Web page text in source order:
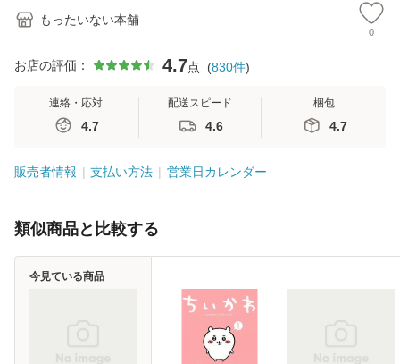
もったいない本舗
0
お店の評価： 4.7点 (830件)
連絡・応対
4.7
配送スピード
4.6
梱包
4.7
販売者情報 支払い方法 営業日カレンダー
類似商品と比較する
今見ている商品